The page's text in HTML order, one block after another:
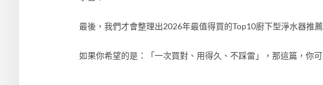
最後，我們才會整理出2026年最值得買的Top10廚下型淨水器推
如果你希望的是：「一次買對、用得久、不踩雷」，那這篇，你